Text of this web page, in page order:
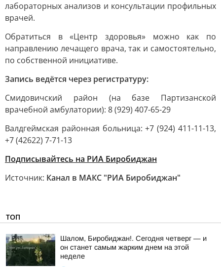
лабораторных анализов и консультации профильных
врачей.
Обратиться в «Центр здоровья» можно как по
направлению лечащего врача, так и самостоятельно,
по собственной инициативе.
Запись ведётся через регистратуру:
Смидовичский район (на базе Партизанской
врачебной амбулатории): 8 (929) 407-65-29
Валдгеймская районная больница: +7 (924) 411-11-13,
+7 (42622) 7-71-13
Подписывайтесь на РИА Биробиджан
Источник: Канал в МАКС "РИА Биробиджан"
ТОП
Шалом, Биробиджан!. Сегодня четверг — и
он станет самым жарким днем на этой
неделе